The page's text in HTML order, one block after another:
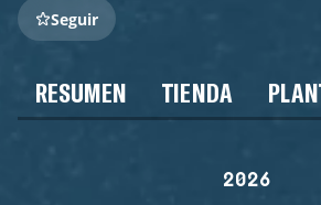
Seguir
RESUMEN TIENDA
2026